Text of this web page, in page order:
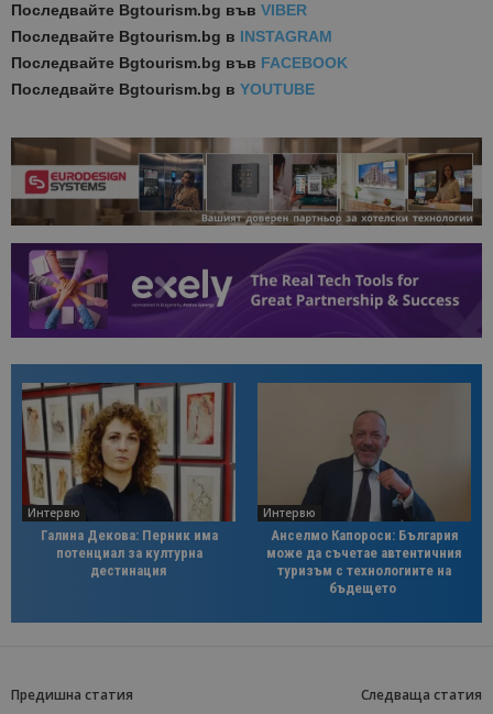
Последвайте Bgtourism.bg във VIBER
Последвайте Bgtourism.bg в INSTAGRAM
Последвайте Bgtourism.bg във FACEBOOK
Последвайте Bgtourism.bg в YOUTUBE
Интервю
Галина Декова: Перник има
потенциал за културна
дестинация
Интервю
Анселмо Капороси: България
може да съчетае автентичния
туризъм с технологиите на
бъдещето
Предишна статия Следваща статия